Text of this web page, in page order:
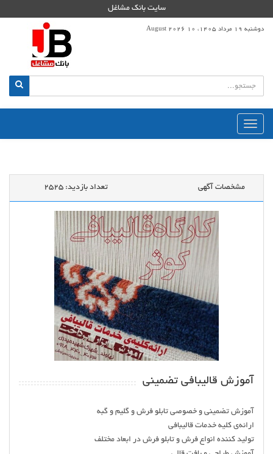
سایت بانک مشاغل
دوشنبه 19 مرداد 1405، 10 August 2026
منوی
اصلی
مشخصات آگهی تعداد بازدید: 2525
آموزش قالیبافی تضمینی